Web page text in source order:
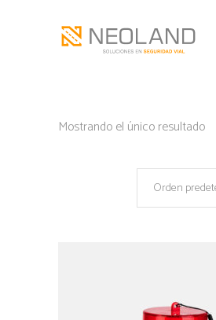
Mostrando el único resultado
Orden